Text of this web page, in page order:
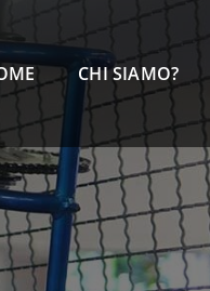
CHI SIAMO?